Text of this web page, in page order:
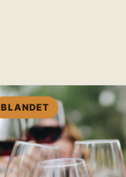
BLANDET